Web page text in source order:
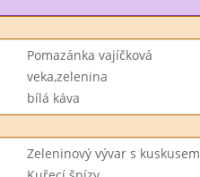
Pomazánka vajíčková
veka,zelenina
bílá káva
Zeleninový vývar s kuskusem